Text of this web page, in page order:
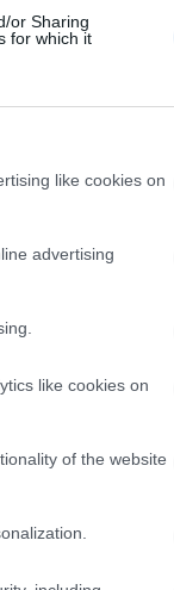
or Sharing
for which it
like cookies on
advertising
like cookies on
of the website